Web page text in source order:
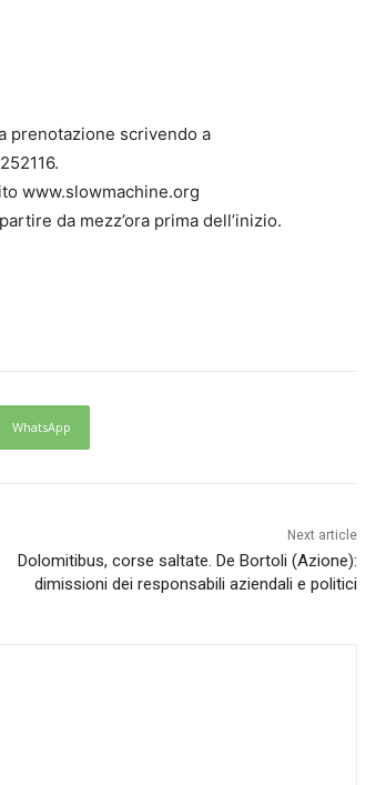
prenotazione scrivendo a
www.slowmachine.org
da mezz’ora prima dell’inizio.
WhatsApp
Next article
Dolomitibus, corse saltate. De Bortoli (Azione):
dimissioni dei responsabili aziendali e politici